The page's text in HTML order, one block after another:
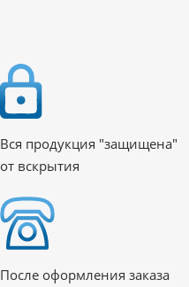
Вся продукция "защищена"
от вскрытия
После оформления заказа